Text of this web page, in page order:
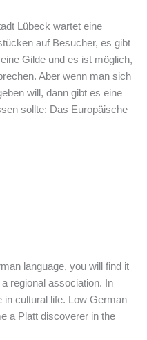
Lübeck wartet eine
auf Besucher, es gibt
Gilde und es ist möglich,
Aber wenn man sich
will, dann gibt es eine
sollte: Das Europäische
language, you will find it
regional association. In
in cultural life. Low German
a Platt discoverer in the